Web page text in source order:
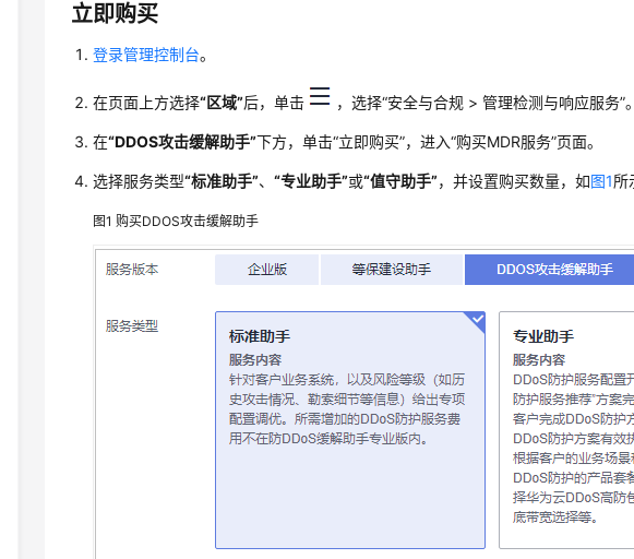
立即购买
登录管理控制台。
在页面上方选择“区域”后，单击 ，选择“安全与合规 >管理检测与响应服务”
在“DDOS攻击缓解助手”下方，单击“立即购买”，进入“购买MDR服务”页面。
选择服务类型“标准助手”、“专业助手”或“值守助手”，并设置购买数量，如图1所
图1 购买DDOS攻击缓解助手